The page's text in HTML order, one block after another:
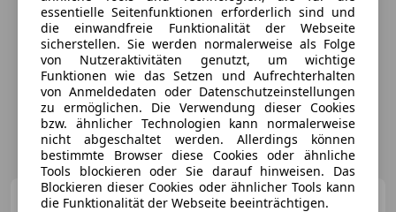
Mazda RX-8 231
essentielle Seitenfunktionen erforderlich sind und
die einwandfreie Funktionalität der Webseite
sicherstellen. Sie werden normalerweise als Folge
von Nutzeraktivitäten genutzt, um wichtige
Funktionen wie das Setzen und Aufrechterhalten
von Anmeldedaten oder Datenschutzeinstellungen
zu ermöglichen. Die Verwendung dieser Cookies
bzw. ähnlicher Technologien kann normalerweise
nicht abgeschaltet werden. Allerdings können
bestimmte Browser diese Cookies oder ähnliche
Tools blockieren oder Sie darauf hinweisen. Das
Blockieren dieser Cookies oder ähnlicher Tools kann
die Funktionalität der Webseite beeinträchtigen.